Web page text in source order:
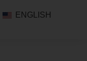
ENGLISH